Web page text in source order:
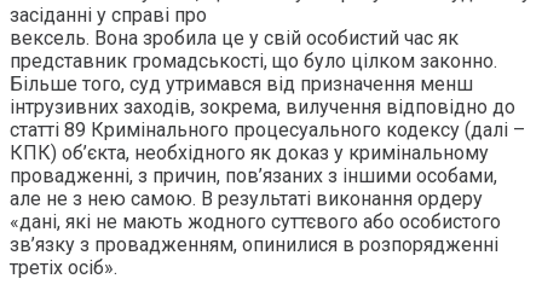
засіданні у справі про
вексель. Вона зробила це у свій особистий час як
представник громадськості, що було цілком законно.
Більше того, суд утримався від призначення менш
інтрузивних заходів, зокрема, вилучення відповідно до
статті 89 Кримінального процесуального кодексу (далі –
КПК) об’єкта, необхідного як доказ у кримінальному
провадженні, з причин, пов’язаних з іншими особами,
але не з нею самою. В результаті виконання ордеру
«дані, які не мають жодного суттєвого або особистого
зв’язку з провадженням, опинилися в розпорядженні
третіх осіб».